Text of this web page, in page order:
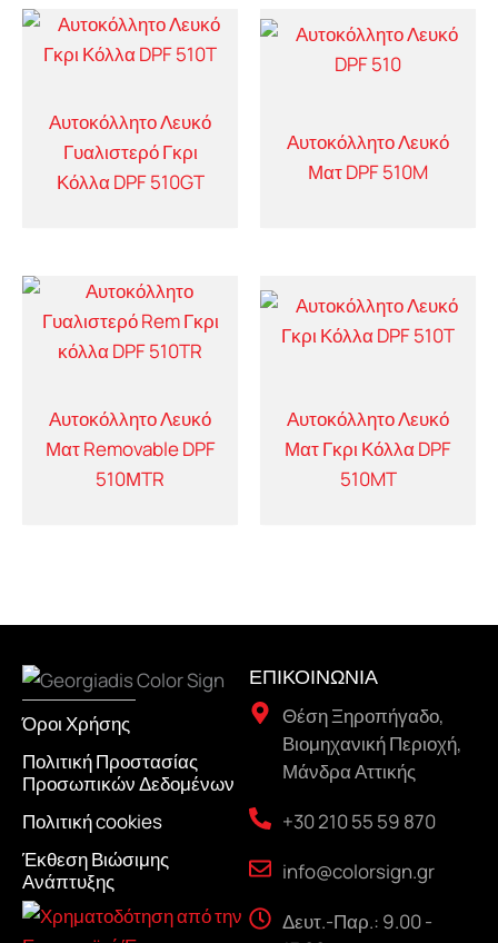
Αυτοκόλλητο Λευκό
Γυαλιστερό Γκρι
Κόλλα DPF 510GT
Αυτοκόλλητο Λευκό
Ματ DPF 510M
Αυτοκόλλητο Λευκό
Ματ Removable DPF
510ΜTR
Αυτοκόλλητο Λευκό
Ματ Γκρι Κόλλα DPF
510MT
Όροι Χρήσης
Πολιτική Προστασίας
Προσωπικών Δεδομένων
Πολιτική cookies
Έκθεση Βιώσιμης
Ανάπτυξης
ΕΠΙΚΟΙΝΩΝΙΑ
Θέση Ξηροπήγαδο,
Βιομηχανική Περιοχή,
Μάνδρα Αττικής
+30 210 55 59 870
info@colorsign.gr
Δευτ.-Παρ.: 9.00 -